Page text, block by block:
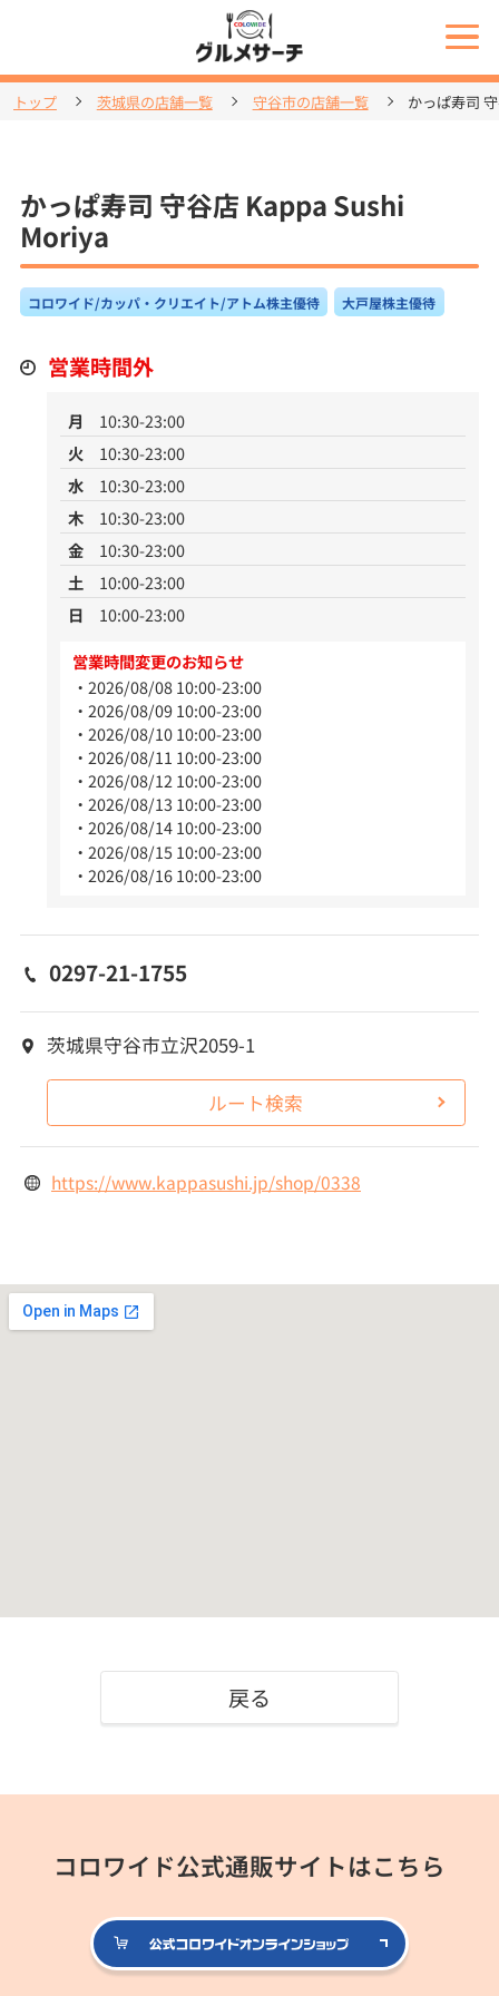
トップ 茨城県の店舗一覧 守谷市の店舗一覧 かっぱ寿司
かっぱ寿司 守谷店 Kappa Sushi
Moriya
コロワイド/カッパ・クリエイト/アトム株主優待 大戸屋株主優待
営業時間外
月
10:30-23:00
火
10:30-23:00
水
10:30-23:00
木
10:30-23:00
金
10:30-23:00
土
10:00-23:00
日
10:00-23:00
営業時間変更のお知らせ
2026/08/08 10:00-23:00
2026/08/09 10:00-23:00
2026/08/10 10:00-23:00
2026/08/11 10:00-23:00
2026/08/12 10:00-23:00
2026/08/13 10:00-23:00
2026/08/14 10:00-23:00
2026/08/15 10:00-23:00
2026/08/16 10:00-23:00
0297-21-1755
茨城県守谷市立沢2059-1
ルート検索
https://www.kappasushi.jp/shop/0338
戻る
コロワイド公式通販サイトはこちら
公式コロ